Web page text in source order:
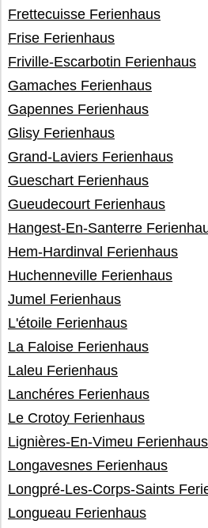
Frettecuisse Ferienhaus
Frise Ferienhaus
Friville-Escarbotin Ferienhaus
Gamaches Ferienhaus
Gapennes Ferienhaus
Glisy Ferienhaus
Grand-Laviers Ferienhaus
Gueschart Ferienhaus
Gueudecourt Ferienhaus
Hangest-En-Santerre
Hem-Hardinval Ferienhaus
Huchenneville Ferienhaus
Jumel Ferienhaus
L'étoile Ferienhaus
La Faloise Ferienhaus
Laleu Ferienhaus
Lanchéres Ferienhaus
Le Crotoy Ferienhaus
Lignières-En-Vimeu Ferienhaus
Longavesnes Ferienhaus
Longpré-Les-Corps-Saints
Longueau Ferienhaus